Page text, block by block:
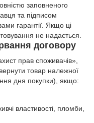
заповненого
та підписом
гарантії. Якщо ці
не надається.
договору
прав споживачів»,
товар належної
дня покупки), якщо:
властивості, пломби,